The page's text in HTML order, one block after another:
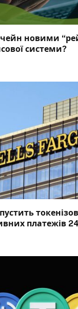
новими
системи?
платежів